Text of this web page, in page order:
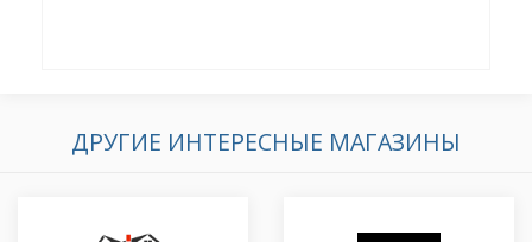
ДРУГИЕ ИНТЕРЕСНЫЕ МАГАЗИНЫ